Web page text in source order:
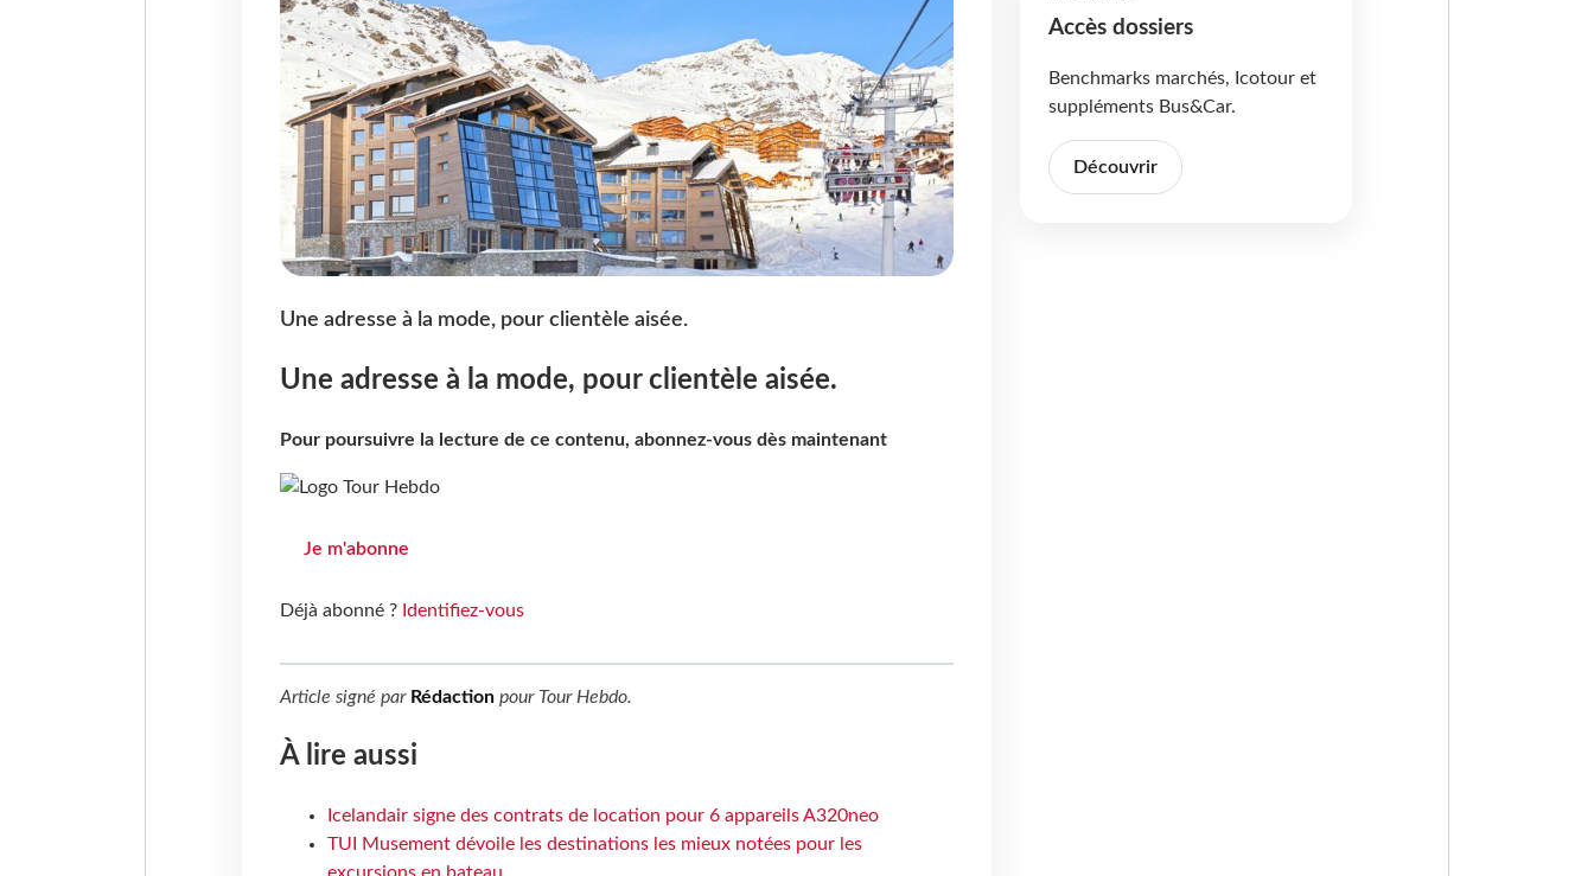
Une adresse à la mode, pour clientèle aisée.
Une adresse à la mode, pour clientèle aisée.
Pour poursuivre la lecture de ce contenu, abonnez-vous dès maintenant
Je m'abonne
Déjà abonné ? Identifiez-vous
Article signé par Rédactionpour Tour Hebdo.
À lire aussi
Icelandair signe des contrats de location pour 6 appareils A320neo
TUI Musement dévoile les destinations les mieux notées pour les
excursions en bateau
Accès dossiers
Benchmarks marchés, Icotour et
suppléments Bus&Car.
Découvrir